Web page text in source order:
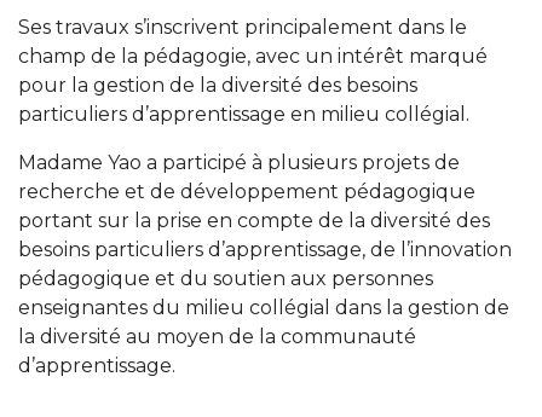
Ses travaux s’inscrivent principalement dans le
champ de la pédagogie, avec un intérêt marqué
pour la gestion de la diversité des besoins
particuliers d’apprentissage en milieu collégial.
Madame Yao a participé à plusieurs projets de
recherche et de développement pédagogique
portant sur la prise en compte de la diversité des
besoins particuliers d’apprentissage, de l’innovation
pédagogique et du soutien aux personnes
enseignantes du milieu collégial dans la gestion de
la diversité au moyen de la communauté
d’apprentissage.